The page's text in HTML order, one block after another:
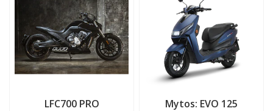
LFC700 PRO Mytos: EVO 125